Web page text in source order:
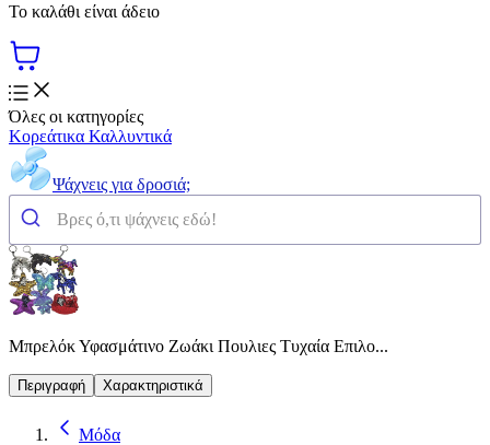
Το καλάθι είναι άδειο
Όλες οι κατηγορίες
Κορεάτικα Καλλυντικά
Ψάχνεις για δροσιά;
Μπρελόκ Υφασμάτινο Ζωάκι Πουλιες Τυχαία Επιλο...
Περιγραφή Χαρακτηριστικά
Μόδα